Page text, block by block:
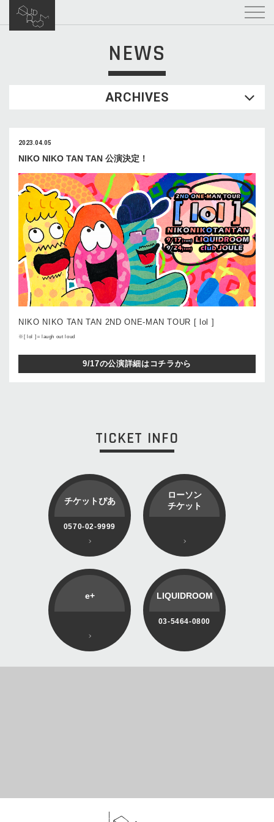
NEWS
ARCHIVES
2023.04.05
NIKO NIKO TAN TAN 公演決定！
NIKO NIKO TAN TAN 2ND ONE-MAN TOUR [ lol ]
※[ lol ]＝laugh out loud
9/17の公演詳細はコチラから
TICKET INFO
チケットぴあ
0570-02-9999
ローソン
チケット
e+ LIQUIDROOM
03-5464-0800